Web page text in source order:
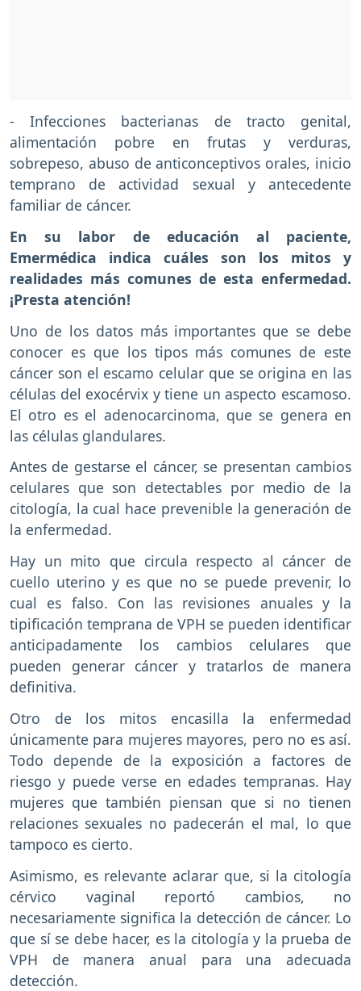
- Infecciones bacterianas de tracto genital,
alimentación pobre en frutas y verduras,
sobrepeso, abuso de anticonceptivos orales, inicio
temprano de actividad sexual y antecedente
familiar de cáncer.
En su labor de educación al paciente,
Emermédica indica cuáles son los mitos y
realidades más comunes de esta enfermedad.
¡Presta atención!
Uno de los datos más importantes que se debe
conocer es que los tipos más comunes de este
cáncer son el escamo celular que se origina en las
células del exocérvix y tiene un aspecto escamoso.
El otro es el adenocarcinoma, que se genera en
las células glandulares.
Antes de gestarse el cáncer, se presentan cambios
celulares que son detectables por medio de la
citología, la cual hace prevenible la generación de
la enfermedad.
Hay un mito que circula respecto al cáncer de
cuello uterino y es que no se puede prevenir, lo
cual es falso. Con las revisiones anuales y la
tipificación temprana de VPH se pueden identificar
anticipadamente los cambios celulares que
pueden generar cáncer y tratarlos de manera
definitiva.
Otro de los mitos encasilla la enfermedad
únicamente para mujeres mayores, pero no es así.
Todo depende de la exposición a factores de
riesgo y puede verse en edades tempranas. Hay
mujeres que también piensan que si no tienen
relaciones sexuales no padecerán el mal, lo que
tampoco es cierto.
Asimismo, es relevante aclarar que, si la citología
cérvico vaginal reportó cambios, no
necesariamente significa la detección de cáncer. Lo
que sí se debe hacer, es la citología y la prueba de
VPH de manera anual para una adecuada
detección.